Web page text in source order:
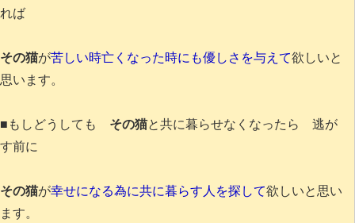
れば
その猫が苦しい時亡くなった時にも優しさを与えて欲しいと
思います。
■もしどうしても その猫と共に暮らせなくなったら 逃が
す前に
その猫が幸せになる為に共に暮らす人を探して欲しいと思い
ます。